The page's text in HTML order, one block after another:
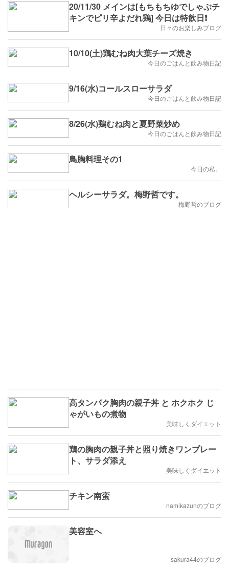
20/11/30 メインは[もちもちゆでしゃぶチ
キンでピリ辛よだれ鶏] 今日は特飲日❗️
日々のお楽しみブログ
10/10(土)鶏むね肉大葉チーズ焼き
今日のごはんと飲み物日記
9/16(水)コールスローサラダ
今日のごはんと飲み物日記
8/26(水)鶏むね肉と夏野菜炒め
今日のごはんと飲み物日記
鳥胸料理その1
今日の私。
ヘルシーサラダ。梅野哲です。
梅野哲のブログ
高タンパク胸肉の親子丼 と ホクホク じ
ゃがいもの煮物
美味しくダイエット
鶏の胸肉の親子丼と照り焼きワンプレー
ト、サラダ添え
美味しくダイエット
チキン南蛮
namikazunのブログ
美容室へ
sakura44のブログ